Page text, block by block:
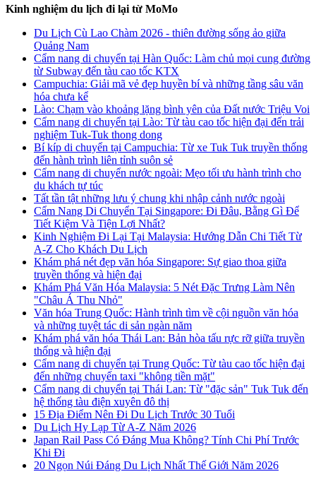
Kinh nghiệm du lịch đi lại từ MoMo
Du Lịch Cù Lao Chàm 2026 - thiên đường sống ảo giữa
Quảng Nam
Cẩm nang di chuyển tại Hàn Quốc: Làm chủ mọi cung đường
từ Subway đến tàu cao tốc KTX
Campuchia: Giải mã vẻ đẹp huyền bí và những tầng sâu văn
hóa chưa kể
Lào: Chạm vào khoảng lặng bình yên của Đất nước Triệu Voi
Cẩm nang di chuyển tại Lào: Từ tàu cao tốc hiện đại đến trải
nghiệm Tuk-Tuk thong dong
Bí kíp di chuyển tại Campuchia: Từ xe Tuk Tuk truyền thống
đến hành trình liên tỉnh suôn sẻ
Cẩm nang di chuyển nước ngoài: Mẹo tối ưu hành trình cho
du khách tự túc
Tất tần tật những lưu ý chung khi nhập cảnh nước ngoài
Cẩm Nang Di Chuyển Tại Singapore: Đi Đâu, Bằng Gì Để
Tiết Kiệm Và Tiện Lợi Nhất?
Kinh Nghiệm Đi Lại Tại Malaysia: Hướng Dẫn Chi Tiết Từ
A-Z Cho Khách Du Lịch
Khám phá nét đẹp văn hóa Singapore: Sự giao thoa giữa
truyền thống và hiện đại
Khám Phá Văn Hóa Malaysia: 5 Nét Đặc Trưng Làm Nên
"Châu Á Thu Nhỏ"
Văn hóa Trung Quốc: Hành trình tìm về cội nguồn văn hóa
và những tuyệt tác di sản ngàn năm
Khám phá văn hóa Thái Lan: Bản hòa tấu rực rỡ giữa truyền
thống và hiện đại
Cẩm nang di chuyển tại Trung Quốc: Từ tàu cao tốc hiện đại
đến những chuyến taxi "không tiền mặt"
Cẩm nang di chuyển tại Thái Lan: Từ "đặc sản" Tuk Tuk đến
hệ thống tàu điện xuyên đô thị
15 Địa Điểm Nên Đi Du Lịch Trước 30 Tuổi
Du Lịch Hy Lạp Từ A-Z Năm 2026
Japan Rail Pass Có Đáng Mua Không? Tính Chi Phí Trước
Khi Đi
20 Ngọn Núi Đáng Du Lịch Nhất Thế Giới Năm 2026